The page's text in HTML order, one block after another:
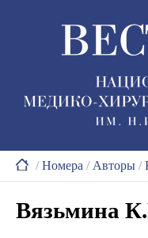
/Номера / Авторы /
Вязьмина